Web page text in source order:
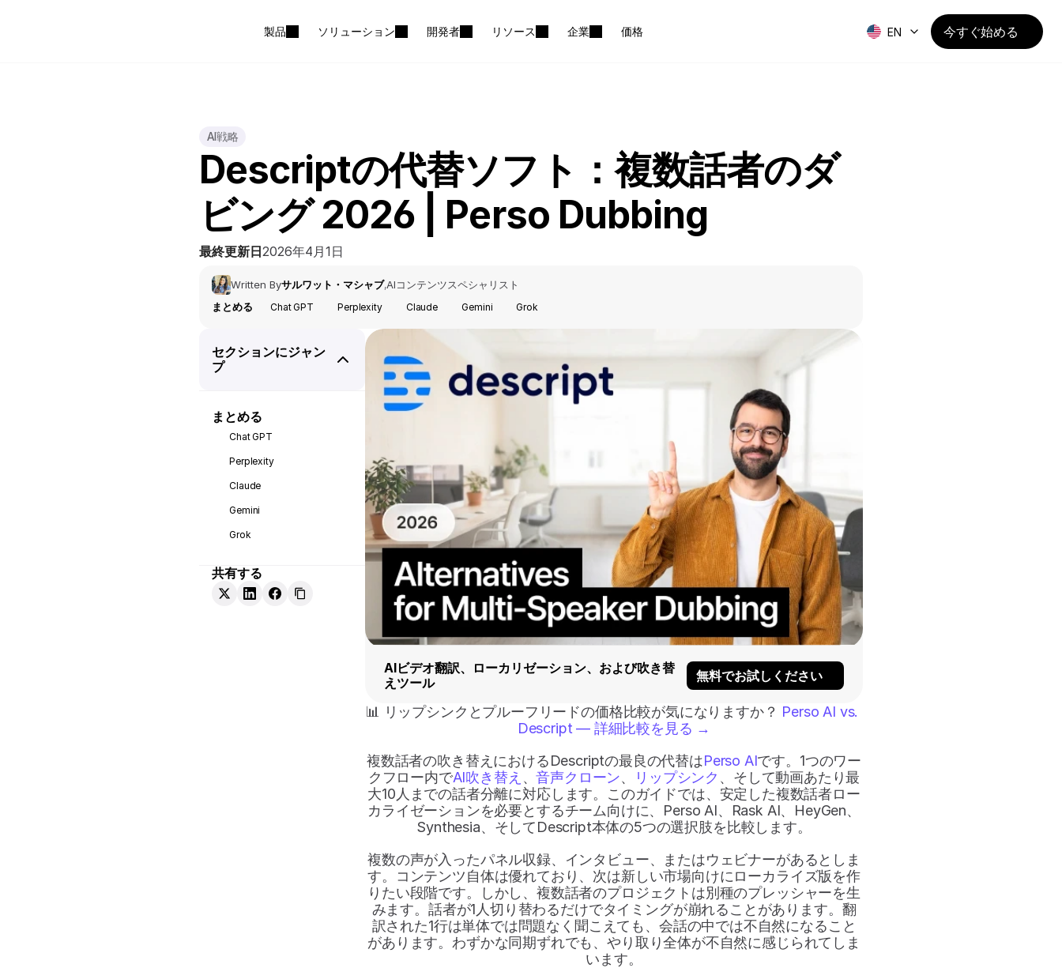
製品 ソリューション 開発者 リソース 企業 価格 EN 今すぐ始める
AI戦略
Descriptの代替ソフト：複数話者のダ
ビング 2026 | Perso Dubbing
最終更新日2026年4月1日
Written Byサルワット・マシャブ,AIコンテンツスペシャリスト
まとめる
Chat GPT Perplexity Claude Gemini Grok
セクションにジャン
プ
まとめる
Chat GPT
Perplexity
Claude
Gemini
Grok
共有する
AIビデオ翻訳、ローカリゼーション、および吹き替
えツール
無料でお試しください
📊 リップシンクとプルーフリードの価格比較が気になりますか？ Perso AI vs.
Descript — 詳細比較を見る →
複数話者の吹き替えにおけるDescriptの最良の代替はPerso AIです。1つのワー
クフロー内でAI吹き替え 、音声クローン、 リップシンク 、そして動画あたり最
大10人までの話者分離に対応します。このガイドでは、安定した複数話者ロー
カライゼーションを必要とするチーム向けに、Perso AI、Rask AI、HeyGen、
Synthesia、そしてDescript本体の5つの選択肢を比較します。
複数の声が入ったパネル収録、インタビュー、またはウェビナーがあるとしま
す。コンテンツ自体は優れており、次は新しい市場向けにローカライズ版を作
りたい段階です。しかし、複数話者のプロジェクトは別種のプレッシャーを生
みます。話者が1人切り替わるだけでタイミングが崩れることがあります。翻
訳された1行は単体では問題なく聞こえても、会話の中では不自然になること
があります。わずかな同期ずれでも、やり取り全体が不自然に感じられてしま
います。